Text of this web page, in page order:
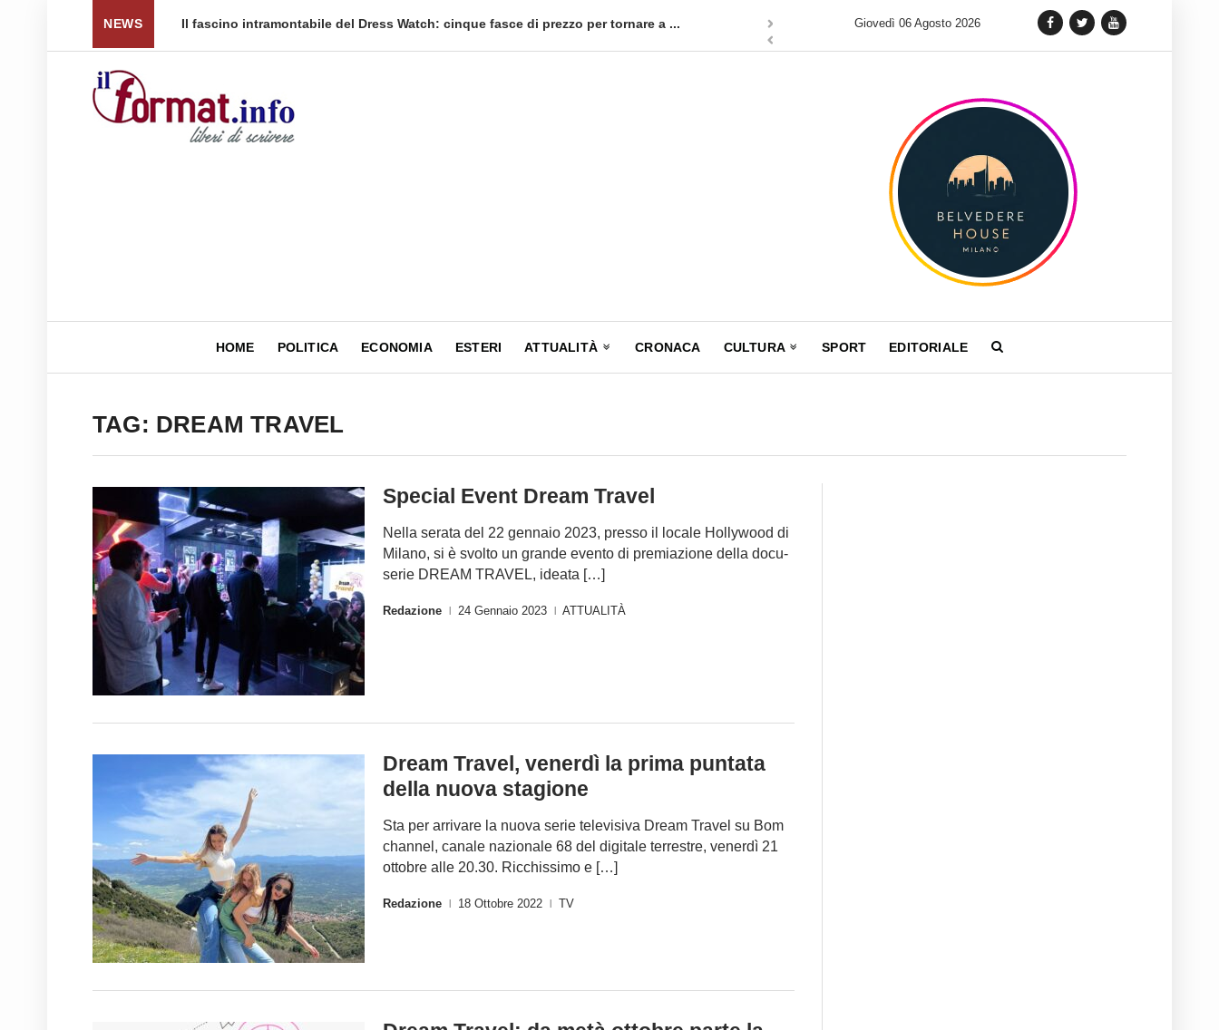
NEWS
di prezzo per tornare a ... Quellidipiazzaaffari lancia un nuovo appuntamento in terra siciliana: Quellidipiazzatrinità Tag Heuer lancia una variante Limited Edition del Carrera
Giovedì 06 Agosto 2026
HOME POLITICA ECONOMIA ESTERI ATTUALITÀ CRONACA CULTURA SPORT EDITORIALE
TAG: DREAM TRAVEL
Special Event Dream Travel
Nella serata del 22 gennaio 2023, presso il locale Hollywood di
Milano, si è svolto un grande evento di premiazione della docu-
serie DREAM TRAVEL, ideata […]
Redazione 24 Gennaio 2023 ATTUALITÀ
Dream Travel, venerdì la prima puntata
della nuova stagione
Sta per arrivare la nuova serie televisiva Dream Travel su Bom
channel, canale nazionale 68 del digitale terrestre, venerdì 21
ottobre alle 20.30. Ricchissimo e […]
Redazione 18 Ottobre 2022 TV